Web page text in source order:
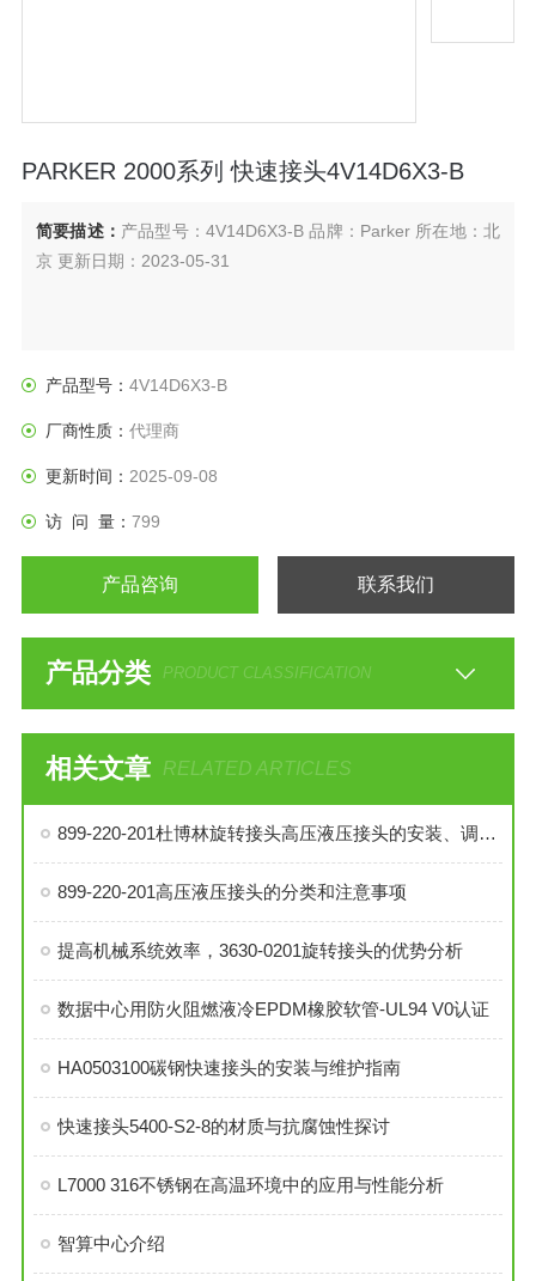
PARKER 2000系列 快速接头4V14D6X3-B
简要描述： 产品型号：4V14D6X3-B 品牌：Parker 所在地：北
京 更新日期：2023-05-31
产品型号： 4V14D6X3-B
厂商性质： 代理商
更新时间： 2025-09-08
访 问 量： 799
产品咨询 联系我们
产品分类 PRODUCT CLASSIFICATION
相关文章 RELATED ARTICLES
899-220-201杜博林旋转接头高压液压接头的安装、调试与维护技巧
899-220-201高压液压接头的分类和注意事项
提高机械系统效率，3630-0201旋转接头的优势分析
数据中心用防火阻燃液冷EPDM橡胶软管-UL94 V0认证
HA0503100碳钢快速接头的安装与维护指南
快速接头5400-S2-8的材质与抗腐蚀性探讨
L7000 316不锈钢在高温环境中的应用与性能分析
智算中心介绍